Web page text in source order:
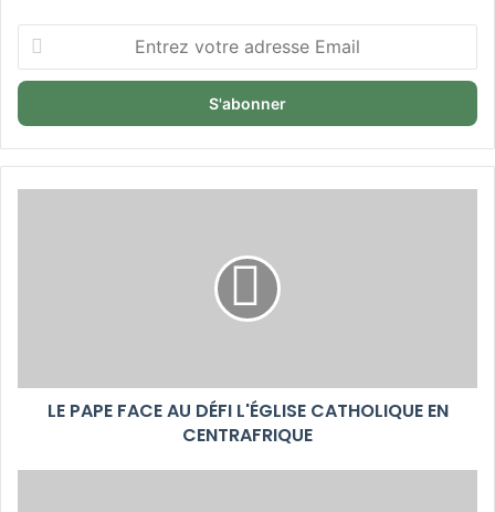
votre
adresse
LE PAPE FACE AU DÉFI L'ÉGLISE CATHOLIQUE EN
CENTRAFRIQUE